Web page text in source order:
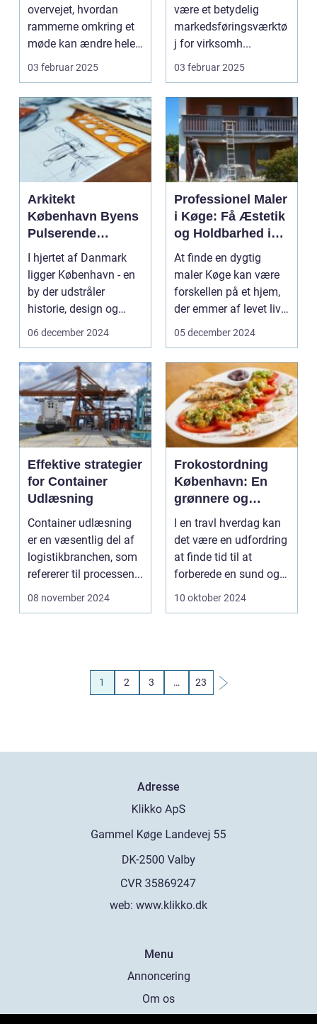
overvejet, hvordan
rammerne omkring et
møde kan ændre hele
dynamikken...
03 februar 2025
være et betydelig
markedsføringsværktø
j for virksomh...
03 februar 2025
Arkitekt
København Byens
Pulserende
Arkitektoniske
Scene
I hjertet af Danmark
ligger København - en
by der udstråler
historie, design og
innovat...
06 december 2024
Professionel Maler
i Køge: Få Æstetik
og Holdbarhed i
Dit Hjem
At finde en dygtig
maler Køge kan være
forskellen på et hjem,
der emmer af levet liv
og karakter, og...
05 december 2024
Effektive strategier
for Container
Udlæsning
Container udlæsning
er en væsentlig del af
logistikbranchen, som
refererer til processen...
08 november 2024
Frokostordning
København: En
grønnere og
smartere løsning
med DABBA
I en travl hverdag kan
det være en udfordring
at finde tid til at
forberede en sund og
næ...
10 oktober 2024
1 2 3 … 23
Adresse
web: www.klikko.dk
Menu
Annoncering
Om os